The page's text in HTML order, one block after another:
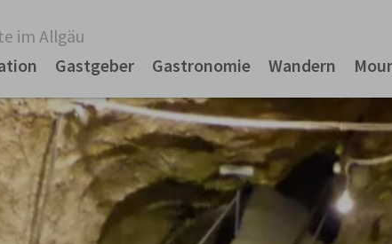
im Allgäu
Gastgeber Gastronomie Wandern